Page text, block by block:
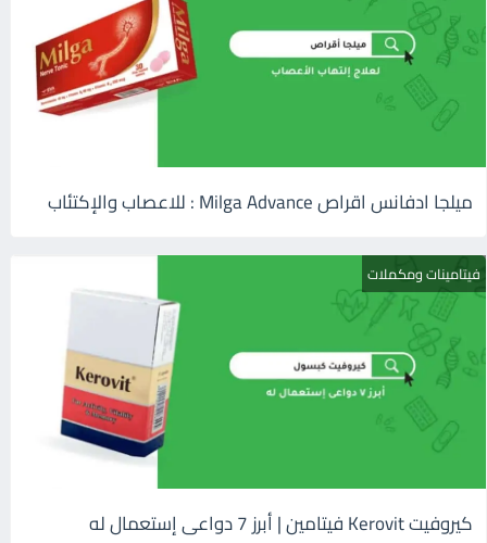
ميلجا ادفانس اقراص Milga Advance : للاعصاب والإكتئاب
فيتامينات ومكملات
كيروفيت Kerovit فيتامين | أبرز 7 دواعى إستعمال له